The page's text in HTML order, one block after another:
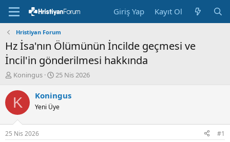
Giriş Yap Kayıt Ol
Hristiyan Forum
Hz İsa'nın Ölümünün İncilde geçmesi ve
İncil'in gönderilmesi hakkında
K
n
u
u
b
a
Koningus
B
ş
a
ı
25 Nis 2026
K Koningus
Yeni Üye
25 Nis 2026 #1